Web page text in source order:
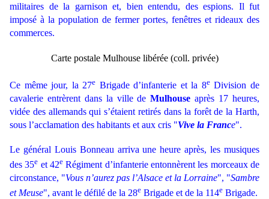
militaires de la garnison et, bien entendu, des espions. Il fut
imposé à la population de fermer portes, fenêtres et rideaux des
commerces.
Carte postale Mulhouse libérée (coll. privée)
Ce même jour, la 27e Brigade d’infanterie et la 8eDivision de
cavalerie entrèrent dans la ville deMulhouse après 17 heures,
vidée des allemands qui s’étaient retirés dans la forêt de la Harth,
sous l’acclamation des habitants et aux cris "Vive la France".
Le général Louis Bonneau arriva une heure après, les musiques
des 35e et 42e Régiment d’infanterie entonnèrent les morceaux de
circonstance, "Vous n’aurez pas l’Alsace et la Lorraine", "Sambre
et Meuse", avant le défilé de la 28e Brigade et de la 114e Brigade.